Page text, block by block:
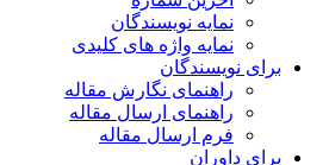
نمایه نویسندگان
نمایه واژه های کلیدی
برای نویسندگان
راهنمای نگارش مقاله
راهنمای ارسال مقاله
فرم ارسال مقاله
برای داوران